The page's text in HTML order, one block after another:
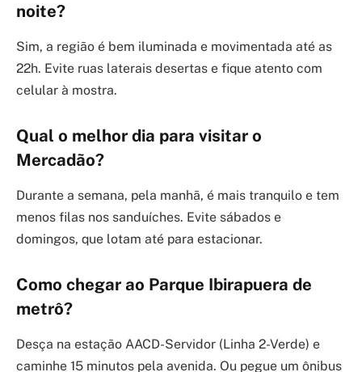
noite?
Sim, a região é bem iluminada e movimentada até as
22h. Evite ruas laterais desertas e fique atento com
celular à mostra.
Qual o melhor dia para visitar o
Mercadão?
Durante a semana, pela manhã, é mais tranquilo e tem
menos filas nos sanduíches. Evite sábados e
domingos, que lotam até para estacionar.
Como chegar ao Parque Ibirapuera de
metrô?
Desça na estação AACD-Servidor (Linha 2-Verde) e
caminhe 15 minutos pela avenida. Ou pegue um ônibus